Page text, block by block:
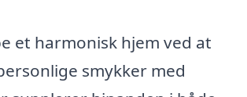
et harmonisk hjem ved at
smykker med